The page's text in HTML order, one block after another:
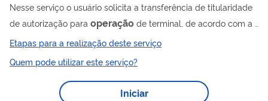
Nesse serviço o usuário solicita a transferência de titularidade
de autorização para operação de terminal, de acordo com a
Resolução ANP Nº 52/2015 . Para utilizar esse serviço você
deve ter um cadastro como usuário externo do SEI-ANP e ser
um agente regulado pela ANP. Para mais informações acesse
o serviço " Solicitar cadastro como usuário externo no SEI-ANP
" e " Solicitar cadastro de agente regulado "
Etapas para a realização deste serviço
Quem pode utilizar este serviço?
Iniciar